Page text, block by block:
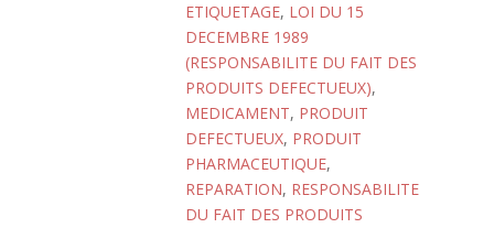
ETIQUETAGE, LOI DU 15
DECEMBRE 1989
(RESPONSABILITE DU FAIT DES
PRODUITS DEFECTUEUX),
MEDICAMENT, PRODUIT
DEFECTUEUX, PRODUIT
PHARMACEUTIQUE,
REPARATION, RESPONSABILITE
DU FAIT DES PRODUITS